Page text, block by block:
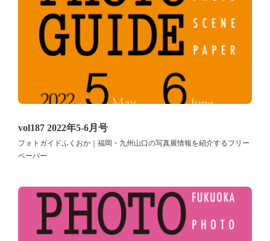
vol187 2022年5-6月号
フォトガイドふくおか｜福岡・九州山口の写真展情報を紹介するフリー
ペーパー